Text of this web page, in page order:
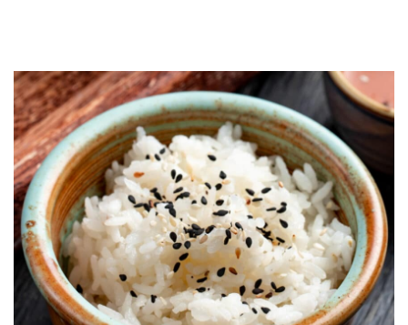
Tempero Rápido e Saboroso
Polvilhe a carne por 5 minutos e ela ficará macia e suculenta.
Ver receita